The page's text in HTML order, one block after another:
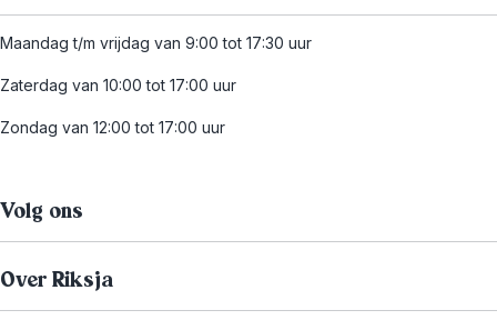
Maandag t/m vrijdag van 9:00 tot 17:30 uur
Zaterdag van 10:00 tot 17:00 uur
Zondag van 12:00 tot 17:00 uur
Volg ons
Over Riksja